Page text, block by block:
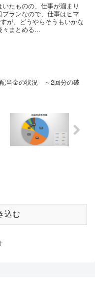
たものの、仕事が溜まり
ランなので、仕事はヒマ
が、どうやらそうもいかな
々まとめる...
当金の状況 ～2回分の破
込む